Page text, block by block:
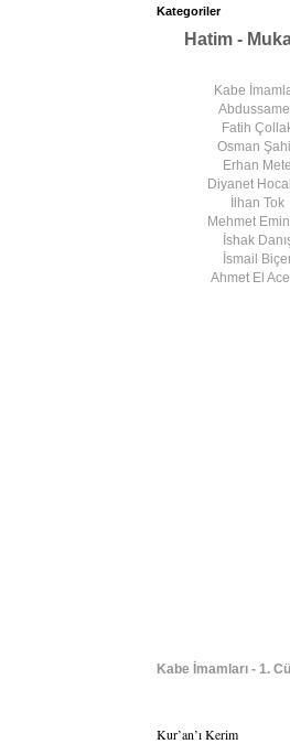
Kategoriler
Hatim -
Kabe
Fatih
Osman
Erhan Mete
Diyanet
İlhan Tok
Mehmet
İshak
İsmail
Ahmet El
Kabe İmamları - 1.
Kur’an’ı Kerim